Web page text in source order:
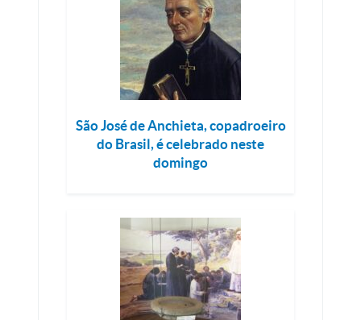
São José de Anchieta, copadroeiro
do Brasil, é celebrado neste
domingo